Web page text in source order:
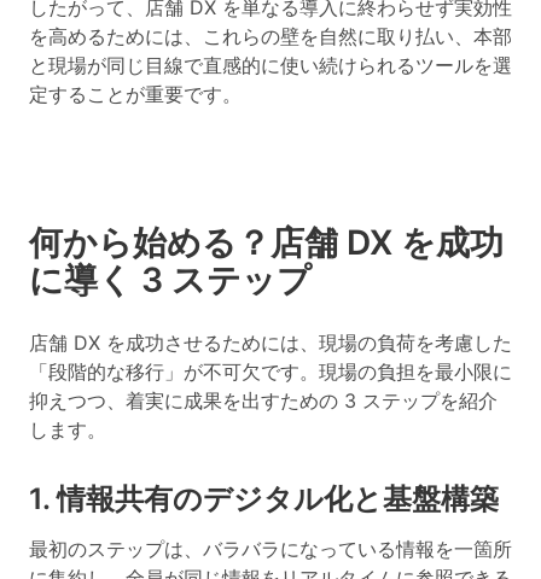
したがって、店舗 DX を単なる導入に終わらせず実効性
を高めるためには、これらの壁を自然に取り払い、本部
と現場が同じ目線で直感的に使い続けられるツールを選
定することが重要です。
何から始める？店舗 DX を成功
に導く 3 ステップ
店舗 DX を成功させるためには、現場の負荷を考慮した
「段階的な移行」が不可欠です。現場の負担を最小限に
抑えつつ、着実に成果を出すための 3 ステップを紹介
します。
1. 情報共有のデジタル化と基盤構築
最初のステップは、バラバラになっている情報を一箇所